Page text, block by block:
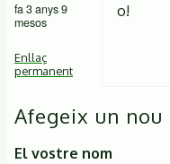
fa 3 anys 9
mesos
Enllaç
permanent
o!
Afegeix un
El vostre nom